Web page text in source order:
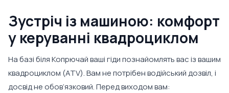
Зустріч із машиною: комфорт
у керуванні квадроциклом
На базі біля Копрючай ваші гіди познайомлять вас із вашим
квадроциклом (ATV). Вам не потрібен водійський дозвіл, і
досвід не обов’язковий. Перед виходом вам: